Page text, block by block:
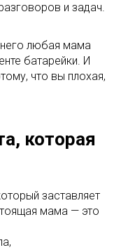
и задач.
него любая мама
батарейки. И
что вы плохая,
которая
заставляет
мама — это